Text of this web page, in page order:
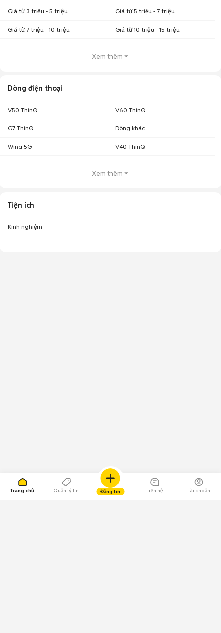
Trang chủ Quản lý tin Đăng tin Liên hệ Tài khoản
Giá từ 3 triệu - 5 triệu Giá từ 5 triệu - 7 triệu
Giá từ 7 triệu - 10 triệu Giá từ 10 triệu - 15 triệu
Xem thêm
Dòng điện thoại
V50 ThinQ V60 ThinQ
G7 ThinQ Dòng khác
Wing 5G V40 ThinQ
Xem thêm
Tiện ích
Kinh nghiệm